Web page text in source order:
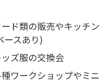
ド類の販売やキッチン
スあり)
ズ服の交換会
ワークショップやミニ